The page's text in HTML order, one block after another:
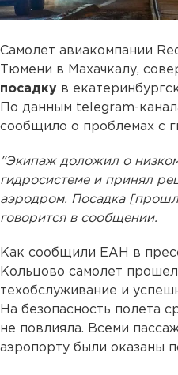
Самолет авиакомпании
Тюмени в Махачкалу,
посадку в
По данным telegram-
сообщило о проблемах с
"Экипаж доложил о
гидросистеме и принял
аэродром. Посадка
говорится в сообщении.
Как сообщили ЕАН в
Кольцово самолет
техобслуживание и
На безопасность полета
не повлияла. Всеми
аэропорту были оказаны